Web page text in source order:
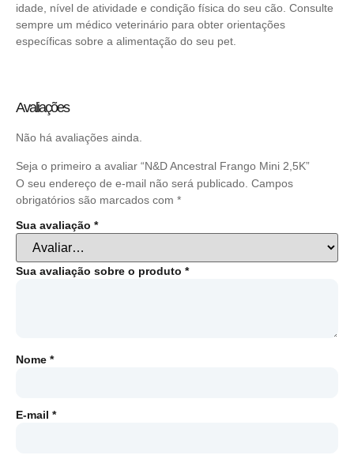
idade, nível de atividade e condição física do seu cão. Consulte
sempre um médico veterinário para obter orientações
específicas sobre a alimentação do seu pet.
Avaliações
Não há avaliações ainda.
Seja o primeiro a avaliar “N&D Ancestral Frango Mini 2,5K”
O seu endereço de e-mail não será publicado. Campos
obrigatórios são marcados com *
Sua avaliação *
Sua avaliação sobre o produto *
Nome *
E-mail *